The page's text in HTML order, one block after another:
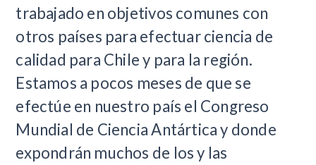
trabajado en objetivos comunes con
otros países para efectuar ciencia de
calidad para Chile y para la región.
Estamos a pocos meses de que se
efectúe en nuestro país el Congreso
Mundial de Ciencia Antártica y donde
expondrán muchos de los y las